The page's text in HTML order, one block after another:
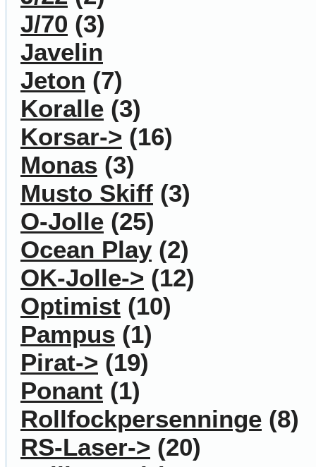
J/70 (3)
Javelin
Jeton (7)
Koralle (3)
Korsar-> (16)
Monas (3)
Musto Skiff (3)
O-Jolle (25)
Ocean Play (2)
OK-Jolle-> (12)
Optimist (10)
Pampus (1)
Pirat-> (19)
Ponant (1)
Rollfockpersenninge (8)
RS-Laser-> (20)